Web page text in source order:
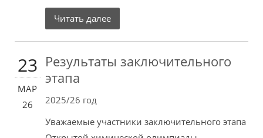
Читать далее
23
МАР
26
Результаты заключительного
этапа
2025/26 год
Уважаемые участники заключительного этапа